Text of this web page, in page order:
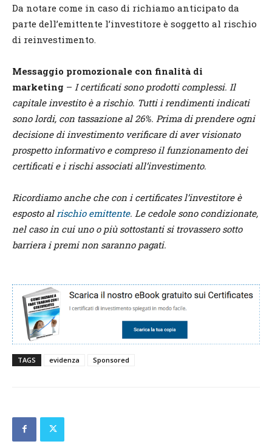
Da notare come in caso di richiamo anticipato da
parte dell’emittente l’investitore è soggetto al rischio
di reinvestimento.
Messaggio promozionale con finalità di
marketing – I certificati sono prodotti complessi. Il
capitale investito è a rischio. Tutti i rendimenti indicati
sono lordi, con tassazione al 26%. Prima di prendere ogni
decisione di investimento verificare di aver visionato
prospetto informativo e compreso il funzionamento dei
certificati e i rischi associati all’investimento.
Ricordiamo anche che con i certificates l’investitore è
esposto al rischio emittente. Le cedole sono condizionate,
nel caso in cui uno o più sottostanti si trovassero sotto
barriera i premi non saranno pagati.
TAGS evidenza Sponsored